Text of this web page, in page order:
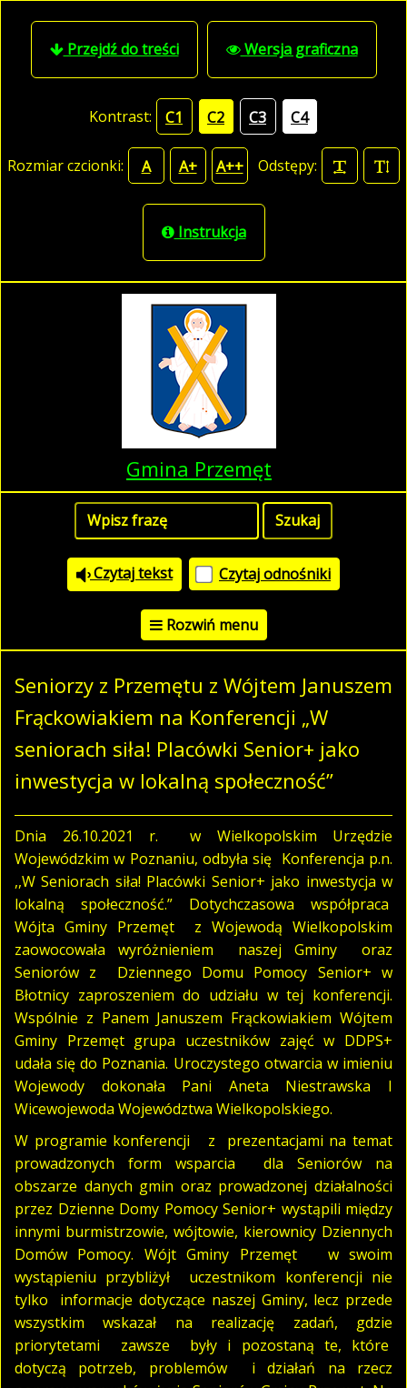
Przejdź do treści Wersja graficzna
Kontrast: C1 C2 C3 C4
Rozmiar czcionki: A A+ A++ Odstępy:
Instrukcja
Gmina Przemęt
Czytaj tekst Czytaj odnośniki
Rozwiń menu
Seniorzy z Przemętu z Wójtem Januszem
Frąckowiakiem na Konferencji „W
seniorach siła! Placówki Senior+ jako
inwestycja w lokalną społeczność”
Dnia 26.10.2021 r. w Wielkopolskim Urzędzie
Wojewódzkim w Poznaniu, odbyła się Konferencja p.n.
,,W Seniorach siła! Placówki Senior+ jako inwestycja w
lokalną społeczność.” Dotychczasowa współpraca
Wójta Gminy Przemęt z Wojewodą Wielkopolskim
zaowocowała wyróżnieniem naszej Gminy oraz
Seniorów z Dziennego Domu Pomocy Senior+ w
Błotnicy zaproszeniem do udziału w tej konferencji.
Wspólnie z Panem Januszem Frąckowiakiem Wójtem
Gminy Przemęt grupa uczestników zajęć w DDPS+
udała się do Poznania. Uroczystego otwarcia w imieniu
Wojewody dokonała Pani Aneta Niestrawska I
Wicewojewoda Województwa Wielkopolskiego.
W programie konferencji z prezentacjami na temat
prowadzonych form wsparcia dla Seniorów na
obszarze danych gmin oraz prowadzonej działalności
przez Dzienne Domy Pomocy Senior+ wystąpili między
innymi burmistrzowie, wójtowie, kierownicy Dziennych
Domów Pomocy. Wójt Gminy Przemęt w swoim
wystąpieniu przybliżył uczestnikom konferencji nie
tylko informacje dotyczące naszej Gminy, lecz przede
wszystkim wskazał na realizację zadań, gdzie
priorytetami zawsze były i pozostaną te, które
dotyczą potrzeb, problemów i działań na rzecz